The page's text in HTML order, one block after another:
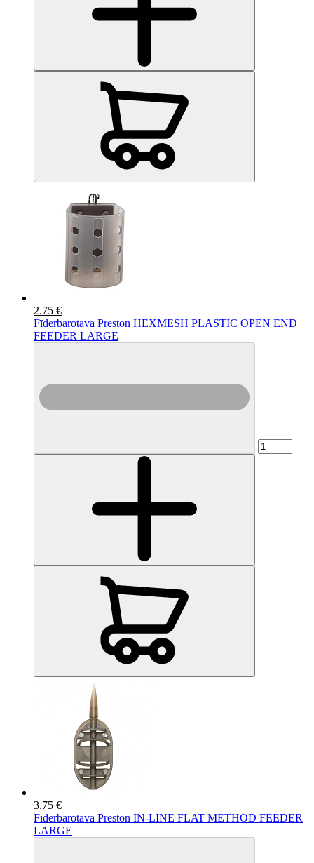
2.75 €
Fīderbarotava Preston HEXMESH PLASTIC OPEN END
FEEDER LARGE
3.75 €
Fīderbarotava Preston IN-LINE FLAT METHOD FEEDER
LARGE